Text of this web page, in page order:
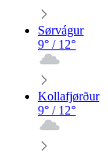
Sørvágur
9° / 12°
Kollafjørður
9° / 12°